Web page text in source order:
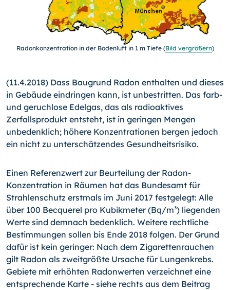
Radonkonzentration in der Bodenluft in 1 m Tiefe (Bild vergrößern)
(11.4.2018) Dass Baugrund Radon enthalten und dieses
in Gebäude eindringen kann, ist unbestritten. Das farb-
und geruchlose Edelgas, das als radioaktives
Zerfallsprodukt entsteht, ist in geringen Mengen
unbedenklich; höhere Konzentrationen bergen jedoch
ein nicht zu unterschätzendes Gesundheitsrisiko.
Einen Referenzwert zur Beurteilung der Radon-
Konzentration in Räumen hat das Bundesamt für
Strahlenschutz erstmals im Juni 2017 festgelegt: Alle
über 100 Becquerel pro Kubikmeter (Bq/m³) liegenden
Werte sind demnach bedenklich. Weitere rechtliche
Bestimmungen sollen bis Ende 2018 folgen. Der Grund
dafür ist kein geringer: Nach dem Zigarettenrauchen
gilt Radon als zweitgrößte Ursache für Lungenkrebs.
Gebiete mit erhöhten Radonwerten verzeichnet eine
entsprechende Karte - siehe rechts aus dem Beitrag